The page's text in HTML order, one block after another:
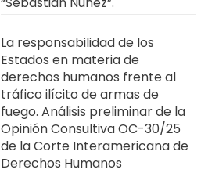
La responsabilidad de los
Estados en materia de
derechos humanos frente al
tráfico ilícito de armas de
fuego. Análisis preliminar de la
Opinión Consultiva OC-30/25
de la Corte Interamericana de
Derechos Humanos